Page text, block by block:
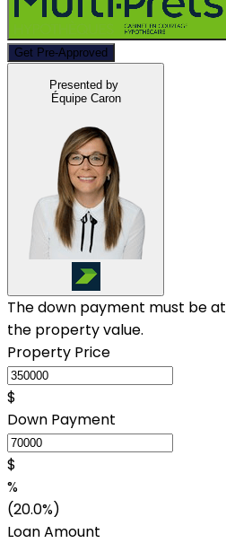
Get Pre-Approved
Presented by
Équipe Caron
The down payment must be
the property value.
Property Price
$
Down Payment
$
%
(20.0%)
Loan Amount